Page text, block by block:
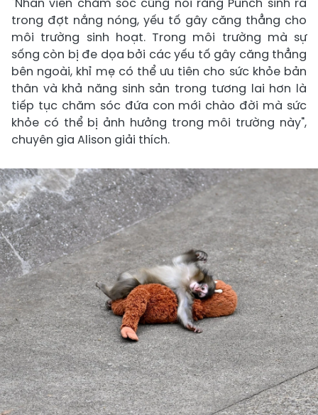
trong đợt nắng nóng, yếu tố gây căng thẳng cho
môi trường sinh hoạt. Trong môi trường mà sự
sống còn bị đe dọa bởi các yếu tố gây căng thẳng
bên ngoài, khỉ mẹ có thể ưu tiên cho sức khỏe bản
thân và khả năng sinh sản trong tương lai hơn là
tiếp tục chăm sóc đứa con mới chào đời mà sức
khỏe có thể bị ảnh hưởng trong môi trường này",
chuyên gia Alison giải thích.